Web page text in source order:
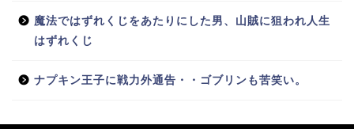
魔法ではずれくじをあたりにした男、山賊に狙われ人生
はずれくじ
ナプキン王子に戦力外通告・・ゴブリンも苦笑い。